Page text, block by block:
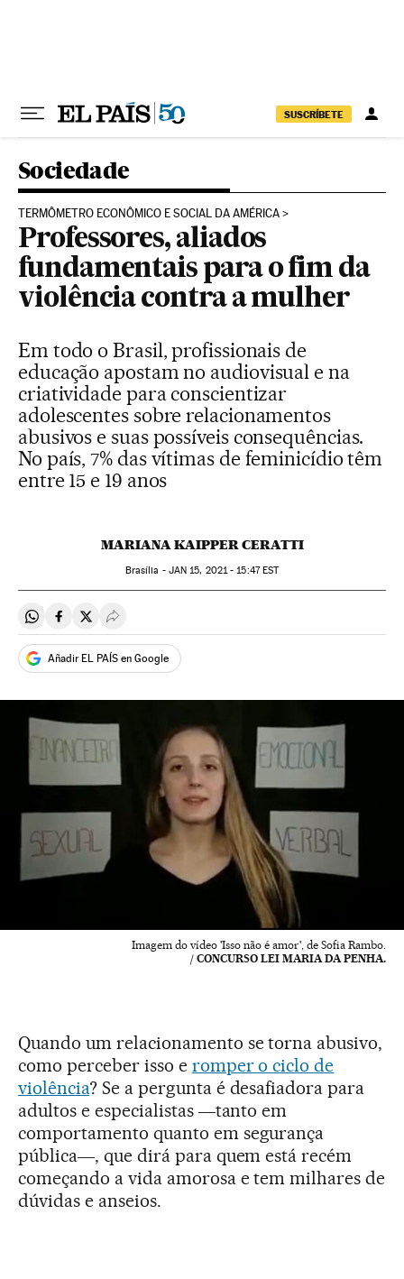
SUSCRÍBETE
Sociedade
TERMÔMETRO ECONÔMICO E SOCIAL DA AMÉRICA
Professores, aliados
fundamentais para o fim da
violência contra a mulher
Em todo o Brasil, profissionais de
educação apostam no audiovisual e na
criatividade para conscientizar
adolescentes sobre relacionamentos
abusivos e suas possíveis consequências.
No país, 7% das vítimas de feminicídio têm
entre 15 e 19 anos
MARIANA KAIPPER CERATTI
Brasília - JAN 15, 2021 - 15:47EST
Compartir en Whatsapp
Compartir en Facebook
Compartir en Twitter
Desplegar Redes Sociales
Añadir EL PAÍS en Google
Imagem do vídeo 'Isso não é amor', de Sofia Rambo.
/ CONCURSO LEI MARIA DA PENHA.
Quando um relacionamento se torna abusivo,
como perceber isso e romper o ciclo de
violência? Se a pergunta é desafiadora para
adultos e especialistas ―tanto em
comportamento quanto em segurança
pública―, que dirá para quem está recém
começando a vida amorosa e tem milhares de
dúvidas e anseios.